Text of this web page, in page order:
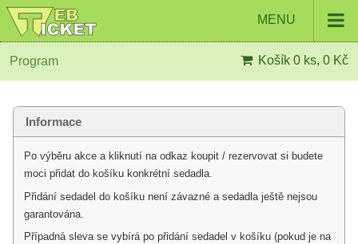
MENU
Program Košík 0 ks, 0 Kč
Informace
Po výběru akce a kliknutí na odkaz koupit / rezervovat si budete
moci přidat do košíku konkrétní sedadla.
Přidání sedadel do košíku není závazné a sedadla ještě nejsou
garantována.
Případná sleva se vybírá po přidání sedadel v košíku (pokud je na